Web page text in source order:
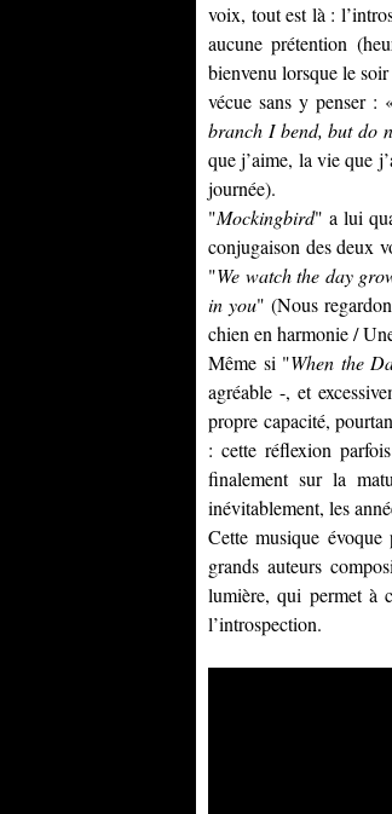
voix, tout est là :
aucune prétention
bienvenu lorsque le
vécue sans y penser :
branch I bend, but do
que j’aime, la vie que
journée).
"Mockingbird" a lui
conjugaison des deux
"We watch the day
in you" (Nous
chien en harmonie /
Même si "When the
agréable -, et
propre capacité,
: cette réflexion
finalement sur la
inévitablement, les
Cette musique
grands auteurs
lumière, qui permet à
l’introspection.